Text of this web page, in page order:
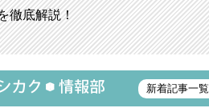
徹底解説！
新着記事一覧